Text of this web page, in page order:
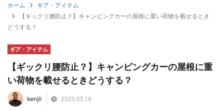
ホーム
ギア・アイテム
【ギックリ腰防止？】キャンピングカーの屋根に重い荷物を載せるとき
どうする？
ギア・アイテム
【ギックリ腰防止？】キャンピングカーの屋根に重
い荷物を載せるときどうする？
kenjii 2023.03.16